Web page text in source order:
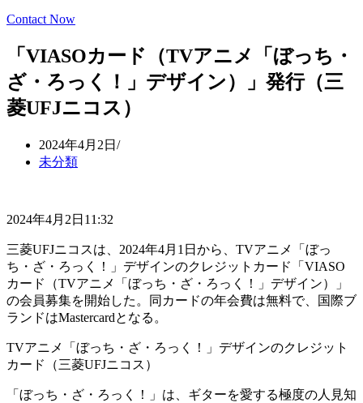
Contact Now
「VIASOカード（TVアニメ「ぼっち・
ざ・ろっく！」デザイン）」発行（三
菱UFJニコス）
2024年4月2日
未分類
2024年4月2日11:32
三菱UFJニコスは、2024年4月1日から、TVアニメ「ぼっ
ち・ざ・ろっく！」デザインのクレジットカード「VIASO
カード（TVアニメ「ぼっち・ざ・ろっく！」デザイン）」
の会員募集を開始した。同カードの年会費は無料で、国際ブ
ランドはMastercardとなる。
TVアニメ「ぼっち・ざ・ろっく！」デザインのクレジット
カード（三菱UFJニコス）
「ぼっち・ざ・ろっく！」は、ギターを愛する極度の人見知